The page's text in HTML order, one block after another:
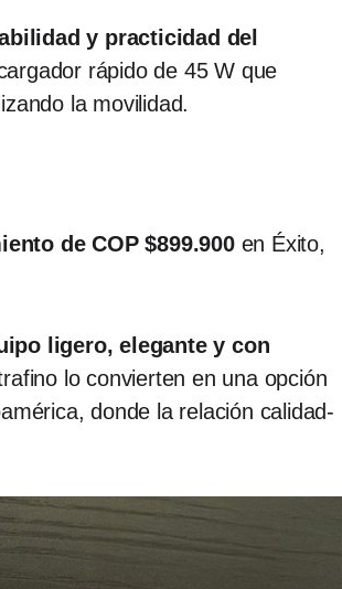
y practicidad del
rápido de 45 W que
la movilidad.
de COP $899.900en Éxito,
ligero, elegante y con
lo convierten en una opción
donde la relación calidad-